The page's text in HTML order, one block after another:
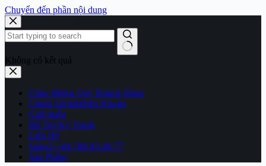
Chuyển đến phần nội dung
Không có kết quả
Chào Mừng Quý Khách Hàng
Chính Sách&Điều Khoản
Giới thiệu
Hổ Trợ Kỷ Thuật
Liên Hệ
Sales3-+84.789.83.49.77
Sản Phẩm